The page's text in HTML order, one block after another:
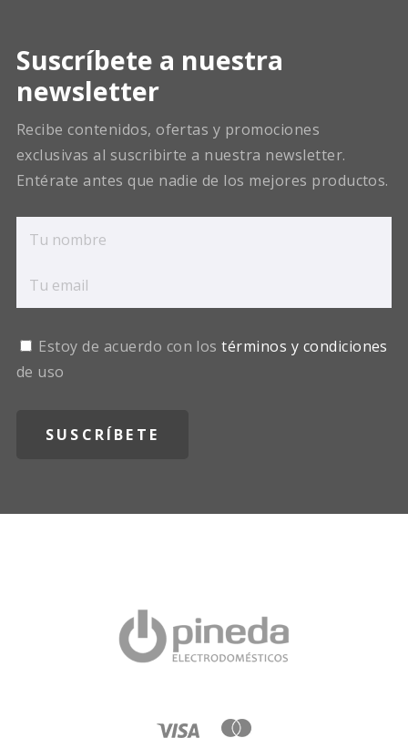
Suscríbete a nuestra
newsletter
Recibe contenidos, ofertas y promociones
exclusivas al suscribirte a nuestra newsletter.
Entérate antes que nadie de los mejores productos.
Estoy de acuerdo con lostérminos y condiciones
de uso